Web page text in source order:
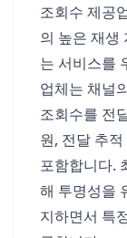
조회수 제공
의 높은 재생
는 서비스를
업체는 채널
조회수를 전
원, 전달 추
포함합니다.
해 투명성을
지하면서 특